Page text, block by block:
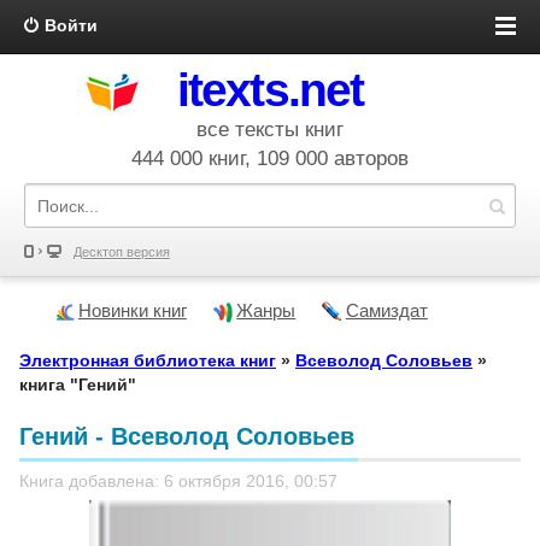
Войти
itexts.net
все тексты книг
444 000 книг, 109 000 авторов
Десктоп версия
Новинки книг Жанры Самиздат
Электронная библиотека книг » Всеволод Соловьев »
книга "Гений"
Гений - Всеволод Соловьев
Книга добавлена: 6 октября 2016, 00:57